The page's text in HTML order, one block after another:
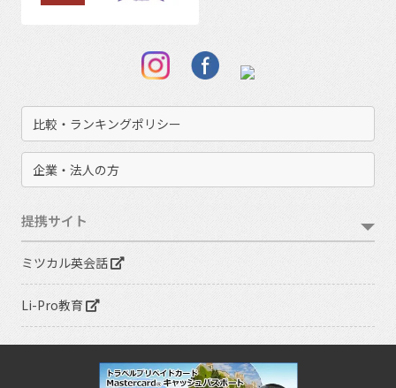
比較・ランキングポリシー
企業・法人の方
提携サイト
ミツカル英会話
Li-Pro教育